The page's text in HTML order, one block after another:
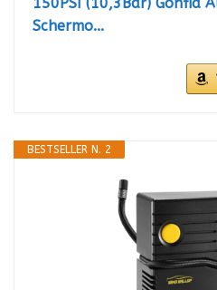
Schermo...
BESTSELLER N. 2